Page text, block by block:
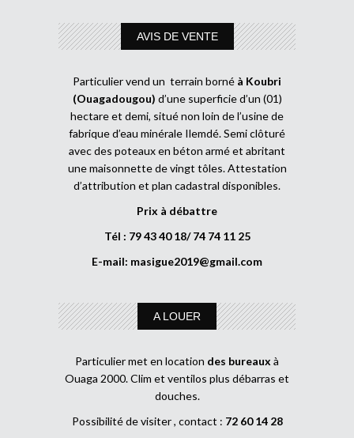
AVIS DE VENTE
Particulier vend un terrain borné à Koubri
(Ouagadougou) d’une superficie d’un (01)
hectare et demi, situé non loin de l’usine de
fabrique d’eau minérale Ilemdé. Semi clôturé
avec des poteaux en béton armé et abritant
une maisonnette de vingt tôles. Attestation
d’attribution et plan cadastral disponibles.
Prix à débattre
Tél : 79 43 40 18/ 74 74 11 25
E-mail: masigue2019@gmail.com
A LOUER
Particulier met en location des bureaux à
Ouaga 2000. Clim et ventilos plus débarras et
douches.
Possibilité de visiter , contact : 72 60 14 28